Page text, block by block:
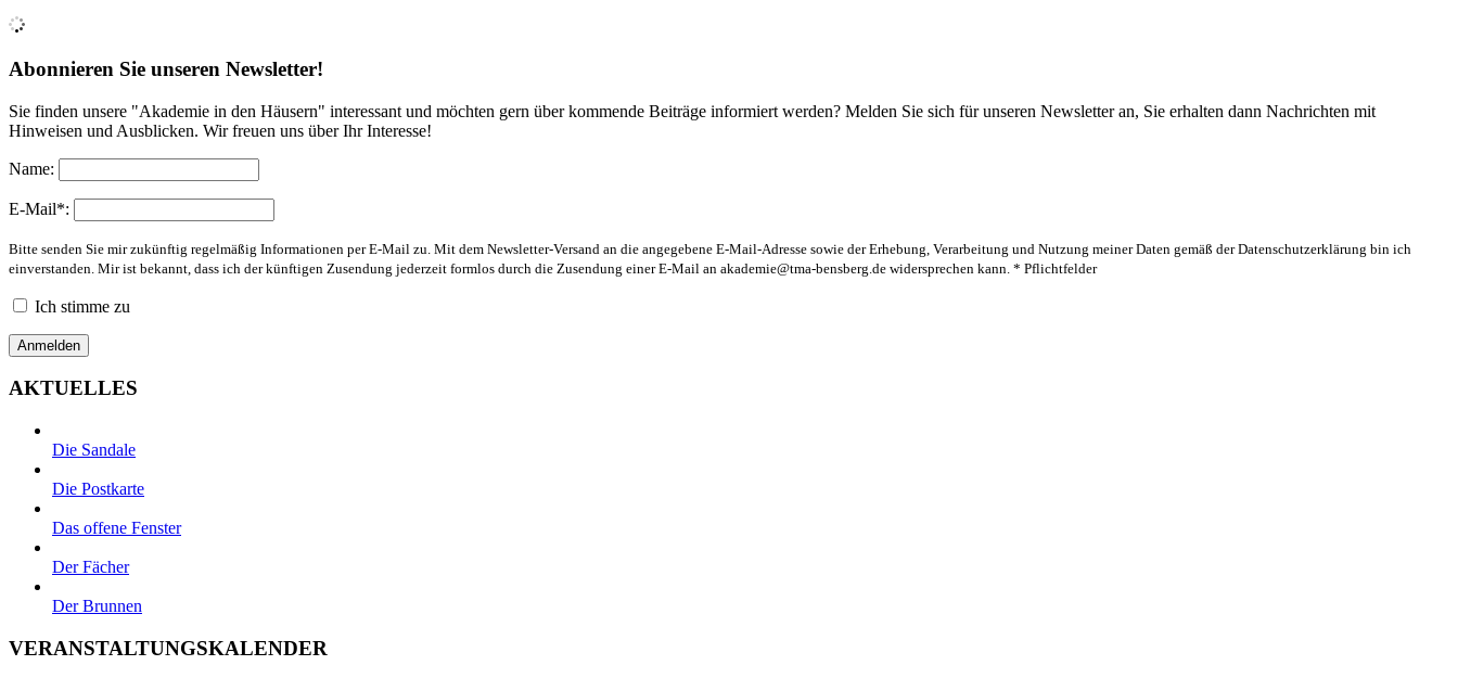
Abonnieren Sie unseren Newsletter!
Sie finden unsere "Akademie in den Häusern" interessant und möchten gern über kommende Beiträge informiert werden? Melden Sie sich für unseren Newsletter an, Sie erhalten dann Nachrichten mit
Hinweisen und Ausblicken. Wir freuen uns über Ihr Interesse!
Name:
E-Mail*:
Bitte senden Sie mir zukünftig regelmäßig Informationen per E-Mail zu. Mit dem Newsletter-Versand an die angegebene E-Mail-Adresse sowie der Erhebung, Verarbeitung und Nutzung meiner Daten gemäß der Datenschutzerklärung bin ich
einverstanden. Mir ist bekannt, dass ich der künftigen Zusendung jederzeit formlos durch die Zusendung einer E-Mail an akademie@tma-bensberg.de widersprechen kann. * Pflichtfelder
Ich stimme zu
AKTUELLES
Die Sandale
Die Postkarte
Das offene Fenster
Der Fächer
Der Brunnen
VERANSTALTUNGSKALENDER